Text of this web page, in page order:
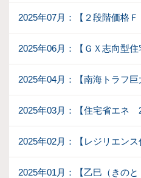
2025年07月：【２段階価格Ｆ
2025年06月：【ＧＸ志向型住
2025年04月：【南海トラフ巨
2025年03月：【住宅省エネ
2025年02月：【レジリエンス
2025年01月：【乙巳（きのと